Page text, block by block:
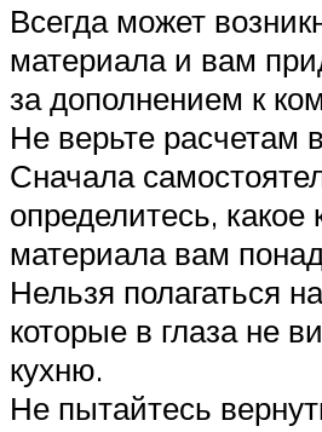
Всегда может
материала и вам
за дополнением к
Не верьте расчетам
Сначала
определитесь, какое
материала вам
Нельзя полагаться
которые в глаза не
кухню.
Не пытайтесь